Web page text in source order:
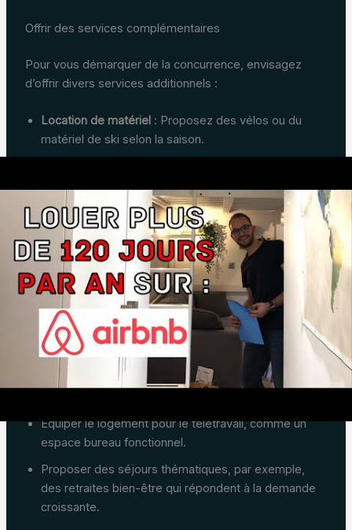
Offrir des services complémentaires
Pour vous démarquer de la concurrence, envisagez
d’offrir divers services additionnels :
Location de matériel: Proposez des vélos ou du
matériel de ski selon la saison.
Transfert personnalisé: Service de chauffeur depuis
l’aéroport.
Paniers garnis
: Créez des offres de bienvenue avec
des produits locaux.
S’adapter aux tendances du marché de la location
saisonnière
Le secteur évolue en permanence. Il est vital de se tenir
informé des nouvelles tendances, comme :
Équiper le logement pour le télétravail, comme un
espace bureau fonctionnel.
Proposer des séjours thématiques, par exemple,
des retraites bien-être qui répondent à la demande
croissante.